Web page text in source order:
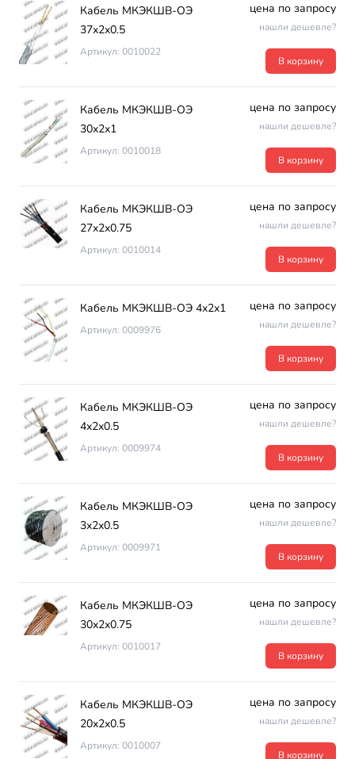
Кабель МКЭКШВ-ОЭ
37х2х0.5
Артикул: 0010022
цена по запросу
нашли дешевле?
В корзину
Кабель МКЭКШВ-ОЭ
30х2х1
Артикул: 0010018
цена по запросу
нашли дешевле?
В корзину
Кабель МКЭКШВ-ОЭ
27х2х0.75
Артикул: 0010014
цена по запросу
нашли дешевле?
В корзину
Кабель МКЭКШВ-ОЭ 4х2х1
Артикул: 0009976
цена по запросу
нашли дешевле?
В корзину
Кабель МКЭКШВ-ОЭ
4х2х0.5
Артикул: 0009974
цена по запросу
нашли дешевле?
В корзину
Кабель МКЭКШВ-ОЭ
3х2х0.5
Артикул: 0009971
цена по запросу
нашли дешевле?
В корзину
Кабель МКЭКШВ-ОЭ
30х2х0.75
Артикул: 0010017
цена по запросу
нашли дешевле?
В корзину
Кабель МКЭКШВ-ОЭ
20х2х0.5
Артикул: 0010007
цена по запросу
нашли дешевле?
В корзину